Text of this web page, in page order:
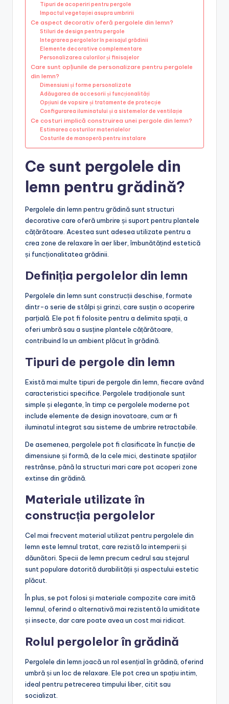
Tipuri de acoperiri pentru pergole
Impactul vegetației asupra umbririi
Ce aspect decorativ oferă pergolele din lemn?
Stiluri de design pentru pergole
Integrarea pergolelor în peisajul grădinii
Elemente decorative complementare
Personalizarea culorilor și finisajelor
Care sunt opțiunile de personalizare pentru pergolele
din lemn?
Dimensiuni și forme personalizate
Adăugarea de accesorii și funcționalități
Opțiuni de vopsire și tratamente de protecție
Configurarea iluminatului și a sistemelor de ventilație
Ce costuri implică construirea unei pergole din lemn?
Estimarea costurilor materialelor
Costurile de manoperă pentru instalare
Ce sunt pergolele din
lemn pentru grădină?
Pergolele din lemn pentru grădină sunt structuri
decorative care oferă umbrire și suport pentru plantele
cățărătoare. Acestea sunt adesea utilizate pentru a
crea zone de relaxare în aer liber, îmbunătățind estetică
și funcționalitatea grădinii.
Definiția pergolelor din lemn
Pergolele din lemn sunt construcții deschise, formate
dintr-o serie de stâlpi și grinzi, care susțin o acoperire
parțială. Ele pot fi folosite pentru a delimita spații, a
oferi umbră sau a susține plantele cățărătoare,
contribuind la un ambient plăcut în grădină.
Tipuri de pergole din lemn
Există mai multe tipuri de pergole din lemn, fiecare având
caracteristici specifice. Pergolele tradiționale sunt
simple și elegante, în timp ce pergolele moderne pot
include elemente de design inovatoare, cum ar fi
iluminatul integrat sau sisteme de umbrire retractabile.
De asemenea, pergolele pot fi clasificate în funcție de
dimensiune și formă, de la cele mici, destinate spațiilor
restrânse, până la structuri mari care pot acoperi zone
extinse din grădină.
Materiale utilizate în
construcția pergolelor
Cel mai frecvent material utilizat pentru pergolele din
lemn este lemnul tratat, care rezistă la intemperii și
dăunători. Specii de lemn precum cedrul sau stejarul
sunt populare datorită durabilității și aspectului estetic
plăcut.
În plus, se pot folosi și materiale compozite care imită
lemnul, oferind o alternativă mai rezistentă la umiditate
și insecte, dar care poate avea un cost mai ridicat.
Rolul pergolelor în grădină
Pergolele din lemn joacă un rol esențial în grădină, oferind
umbră și un loc de relaxare. Ele pot crea un spațiu intim,
ideal pentru petrecerea timpului liber, citit sau
socializat.